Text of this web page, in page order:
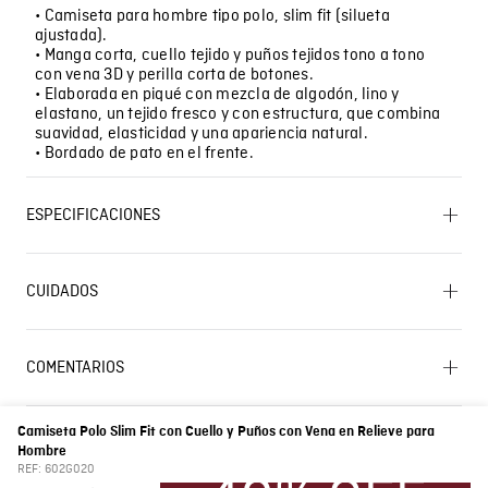
Camiseta Polo Slim Fit con Cuello y Puños con Vena en Relieve para
Hombre
REF: 602G020
• Camiseta para hombre tipo polo, slim fit (silueta
ajustada).
• Manga corta, cuello tejido y puños tejidos tono a tono
con vena 3D y perilla corta de botones.
• Elaborada en piqué con mezcla de algodón, lino y
elastano, un tejido fresco y con estructura, que combina
suavidad, elasticidad y una apariencia natural.
• Bordado de pato en el frente.
ESPECIFICACIONES
tendedero a la sombra. OTROS: No remojar. OTROS:
Lavar por el revés. BLANQUEADO: No usar blanqueador.
Proceso muy moderado. SECADO: No secar en
en seco. OTROS: Planchar solo por el revés.
la base de 110 ºC, sin vapor. Planchar con vapor puede
causar daño irreversible. OTROS: No retorcer ni
exprimir. OTROS: No planchar los accesorios.
CUIDADOS
COMENTARIOS
Cargando el resumen…
Por favor, inicia sesión para escribir un comentario.